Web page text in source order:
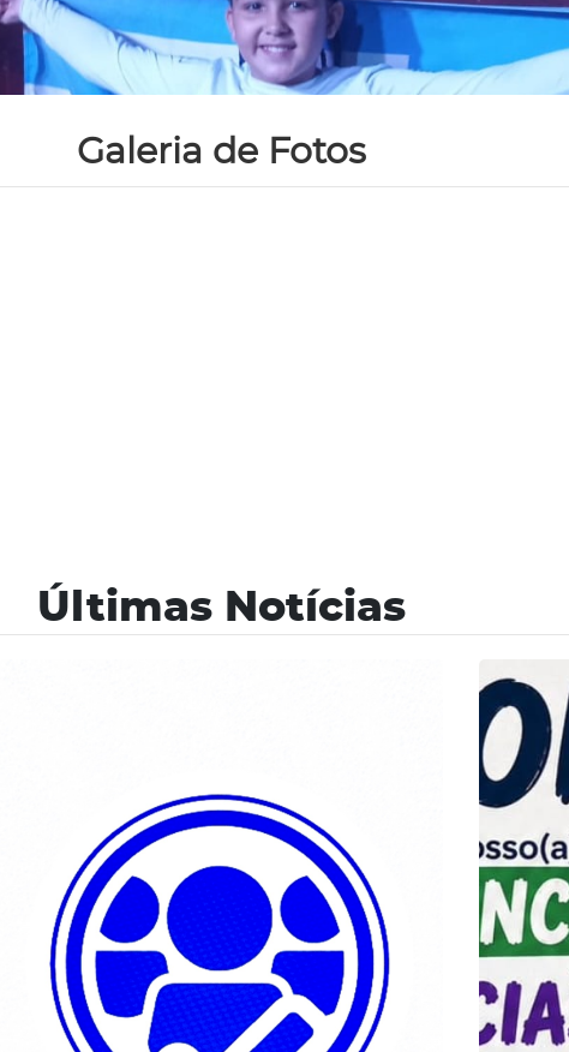
Galeria de Fotos
Últimas Notícias